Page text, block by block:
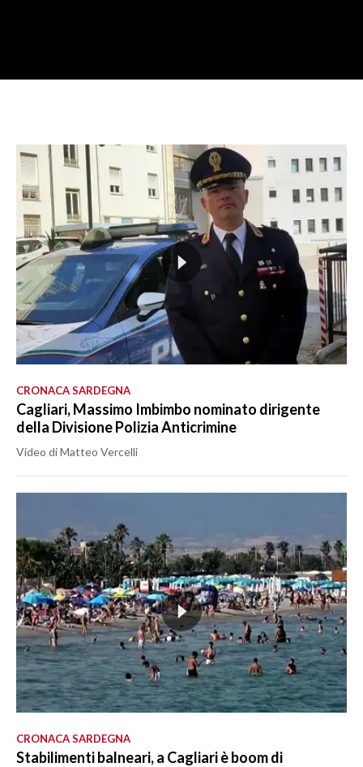
CRONACA SARDEGNA
Cagliari, Massimo Imbimbo nominato dirigente
della Divisione Polizia Anticrimine
Video di Matteo Vercelli
CRONACA SARDEGNA
Stabilimenti balneari, a Cagliari è boom di